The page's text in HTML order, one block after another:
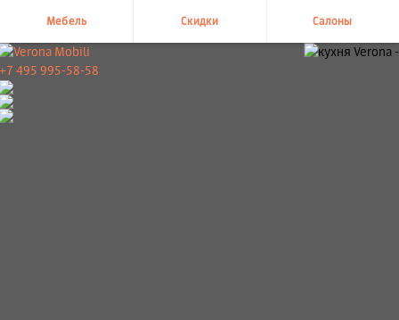
Мебель Скидки Салоны
495 995-58-58